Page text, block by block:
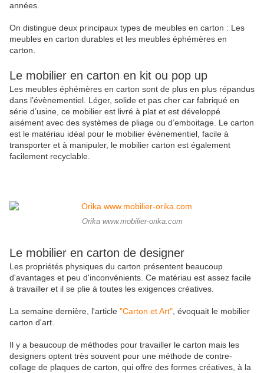
années.
On distingue deux principaux types de meubles en carton : Les
meubles en carton durables et les meubles éphémères en
carton.
Le mobilier en carton en kit ou pop up
Les meubles éphémères en carton sont de plus en plus répandus
dans l’évènementiel. Léger, solide et pas cher car fabriqué en
série d’usine, ce mobilier est livré à plat et est développé
aisément avec des systèmes de pliage ou d’emboitage. Le carton
est le matériau idéal pour le mobilier évènementiel, facile à
transporter et à manipuler, le mobilier carton est également
facilement recyclable.
Orika www.mobilier-orika.com
Le mobilier en carton de designer
Les propriétés physiques du carton présentent beaucoup
d'avantages et peu d'inconvénients. Ce matériau est assez facile
à travailler et il se plie à toutes les exigences créatives.
La semaine dernière, l'article "Carton et Art" , évoquait le mobilier
carton d'art.
Il y a beaucoup de méthodes pour travailler le carton mais les
designers optent très souvent pour une méthode de contre-
collage de plaques de carton, qui offre des formes créatives, à la